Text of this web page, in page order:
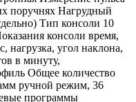
поручнях Нагрудный
Тип консоли 10
консоли время,
нагрузка, угол наклона,
в минуту,
Общее количество
ручной режим, 36
программы